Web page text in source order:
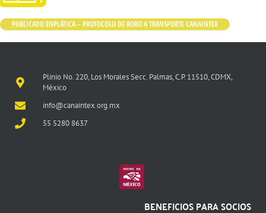
PUBLICADO ENPLÁTICA – PROTOCOLO DE ROBO A TRANSPORTE CANAINTEX
Plinio No. 220, Los Morales Secc. Palmas, C.P. 11510, CDMX,
México
info@canaintex.org.mx
55 5280 8637
BENEFICIOS PARA SOCIOS